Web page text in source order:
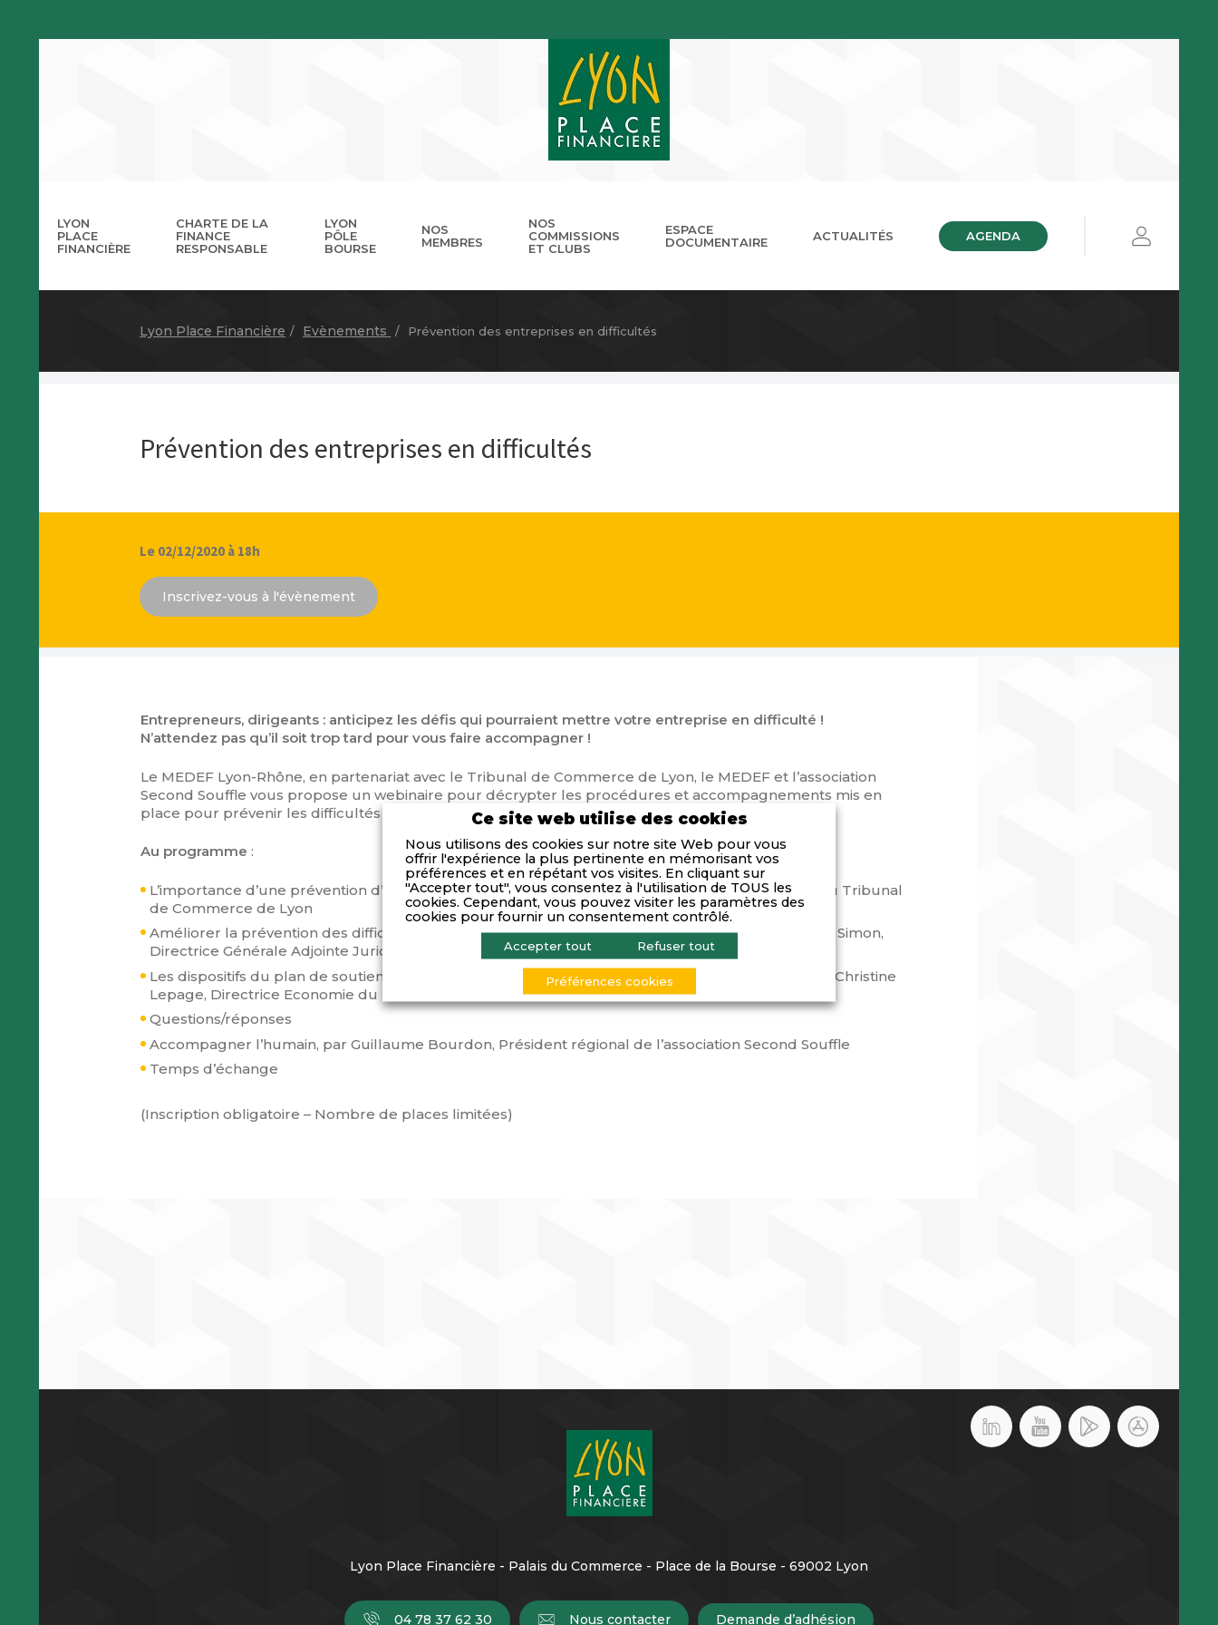
LYON
PLACE
FINANCIÈRE
La gouvernance Les missions Le réseau des Places Financières
CHARTE DE LA
FINANCE
RESPONSABLE
LYON
PÔLE
BOURSE
Présentation Les RDV de LPB Le Forum LPB
NOS
MEMBRES
Annuaire Devenir membre Club Cordélia Photothèque
NOS
COMMISSIONS
ET CLUBS
ESPACE
DOCUMENTAIRE
ACTUALITÉS AGENDA
Lyon Place Financière Evènements Prévention des entreprises en difficultés
Prévention des entreprises en difficultés
Le 02/12/2020 à 18h
Inscrivez-vous à l'évènement
Entrepreneurs, dirigeants : anticipez les défis qui pourraient mettre votre entreprise en difficulté !
N’attendez pas qu’il soit trop tard pour vous faire accompagner !
Le MEDEF Lyon-Rhône, en partenariat avec le Tribunal de Commerce de Lyon, le MEDEF et l’association
Second Souffle vous propose un webinaire pour décrypter les procédures et accompagnements mis en
place pour prévenir les difficultés des entreprises.
Au programme :
L’importance d’une prévention d’anticipation, recommandations par Thierry Gardon, Président du Tribunal
de Commerce de Lyon
Améliorer la prévention des difficultés : un objectif crucial dans cette période de crise, par Joëlle Simon,
Directrice Générale Adjointe Juridique/Ethique et Gouvernance des entreprises du MEDEF
Les dispositifs du plan de soutien et du plan de relance de l’économie et leurs perspectives, par Christine
Lepage, Directrice Economie du MEDEF
Questions/réponses
Accompagner l’humain, par Guillaume Bourdon, Président régional de l’association Second Souffle
Temps d’échange
(Inscription obligatoire – Nombre de places limitées)
Lyon Place Financière - Palais du Commerce - Place de la Bourse - 69002 Lyon
04 78 37 62 30 Nous contacter Demande d’adhésion
Ce site web utilise des cookies
Nous utilisons des cookies sur notre site Web pour vous
offrir l'expérience la plus pertinente en mémorisant vos
préférences et en répétant vos visites. En cliquant sur
"Accepter tout", vous consentez à l'utilisation de TOUS les
cookies. Cependant, vous pouvez visiter les paramètres des
cookies pour fournir un consentement contrôlé.
Accepter tout Refuser tout
Préférences cookies